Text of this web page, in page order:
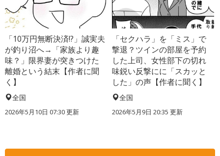
「10万円無断決済!?」誠実夫
が釣り沼へ→「家族より趣
味？」限界妻が突きつけた
離婚という結末【作者に聞
く】
全国
2026年5月10日 07:30 更新
「セクハラ」を「ミス」で
撃退？ツインの部屋を予約
した上司、女性部下の切れ
味鋭い反撃にに「スカッと
した」の声【作者に聞く】
全国
2026年5月9日 20:35 更新